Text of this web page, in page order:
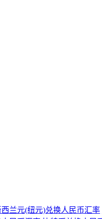
西兰元(纽元)兑换人民币汇率